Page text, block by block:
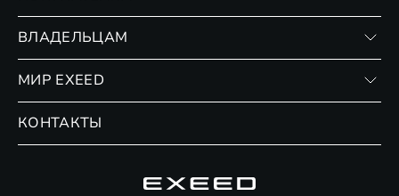
Записаться на тест-драйв
Страхование
Обмен / Trade-in
ВЛАДЕЛЬЦАМ
Личный кабинет
Сервис
Гарантия EXEED
Помощь на дорогах
МИР EXEED
Новости и события
КОНТАКТЫ